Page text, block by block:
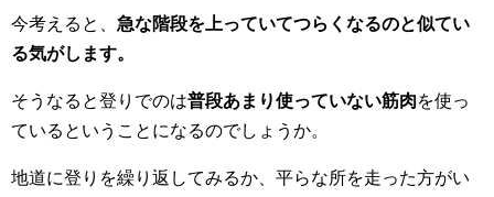
今考えると、 急な階段を上っていてつらくなるのと似てい
る気がします。
そうなると登りでのは普段あまり使っていない筋肉を使っ
ているということになるのでしょうか。
地道に登りを繰り返してみるか、平らな所を走った方がい